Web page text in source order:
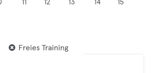
11
12
13
14
15
Freies Training